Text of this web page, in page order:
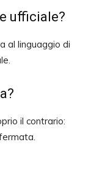
ufficiale?
al linguaggio di
il contrario: